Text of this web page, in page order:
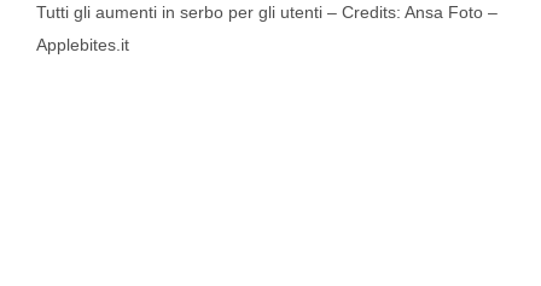
Tutti gli aumenti in serbo per gli utenti – Credits: Ansa Foto –
Applebites.it